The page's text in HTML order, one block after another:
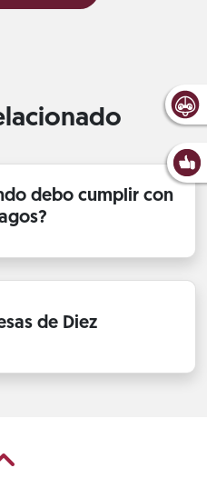
debo cumplir con
de Diez